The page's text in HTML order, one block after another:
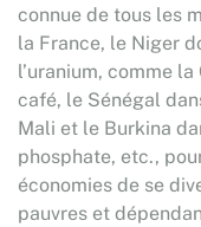
connue de tous les
la France, le Niger
l’uranium, comme
café, le Sénégal
Mali et le Burkina
phosphate, etc.,
économies de se
pauvres et